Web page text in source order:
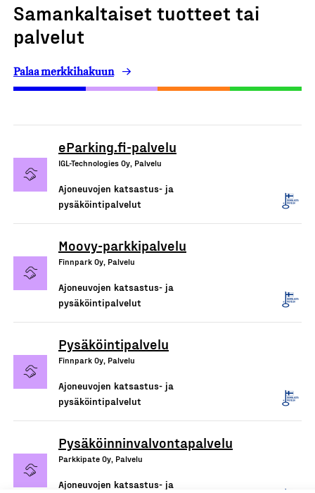
Samankaltaiset tuotteet tai
palvelut
Palaa merkkihakuun
eParking.fi-palvelu
IGL-Technologies Oy, Palvelu
Ajoneuvojen katsastus- ja
pysäköintipalvelut
Moovy-parkkipalvelu
Finnpark Oy, Palvelu
Ajoneuvojen katsastus- ja
pysäköintipalvelut
Pysäköintipalvelu
Finnpark Oy, Palvelu
Ajoneuvojen katsastus- ja
pysäköintipalvelut
Pysäköinninvalvontapalvelu
Parkkipate Oy, Palvelu
Ajoneuvojen katsastus- ja